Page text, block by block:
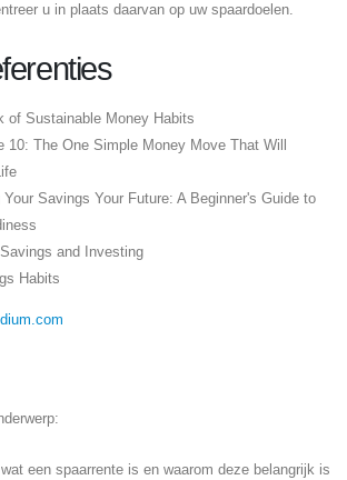
u in plaats daarvan op uw spaardoelen.
of Sustainable Money Habits
10: The One Simple Money Move That Will
Your Savings Your Future: A Beginner's Guide to
and Investing
Habits
een spaarrente is en waarom deze belangrijk is